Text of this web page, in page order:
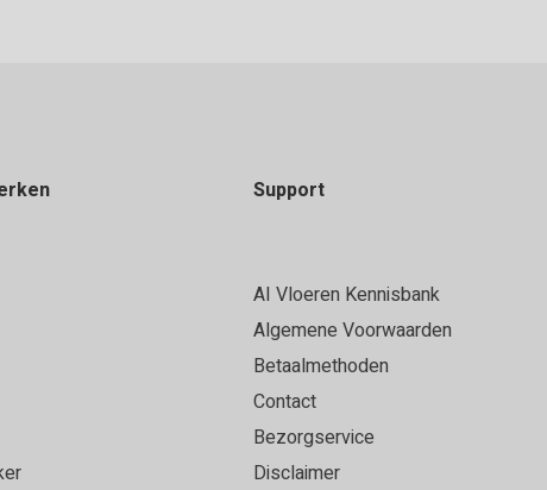
Support
AI Vloeren Kennisbank
Algemene Voorwaarden
Betaalmethoden
Contact
Bezorgservice
Disclaimer